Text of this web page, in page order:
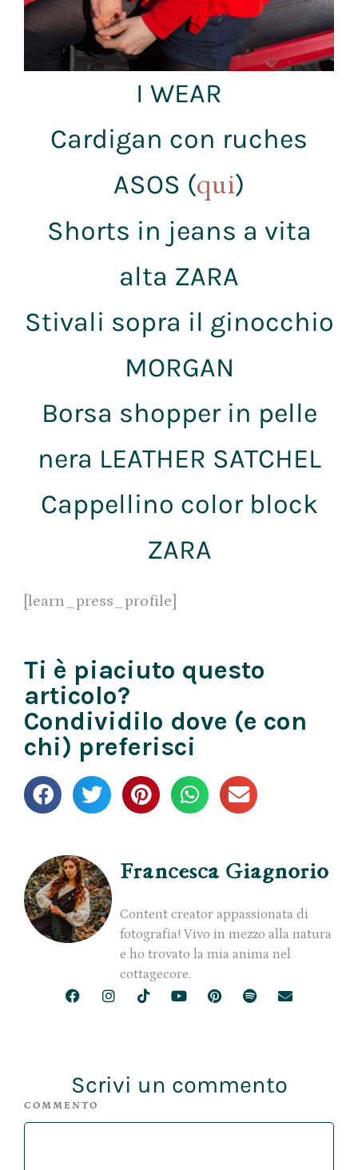
I WEAR
Cardigan con ruches
ASOS (qui)
Shorts in jeans a vita
alta ZARA
Stivali sopra il ginocchio
MORGAN
Borsa shopper in pelle
nera LEATHER SATCHEL
Cappellino color block
ZARA
[learn_press_profile]
Ti è piaciuto questo
articolo?
Condividilo dove (e con
chi) preferisci
Francesca Giagnorio
Content creator appassionata di
fotografia! Vivo in mezzo alla natura
e ho trovato la mia anima nel
cottagecore.
Scrivi un commento
COMMENTO